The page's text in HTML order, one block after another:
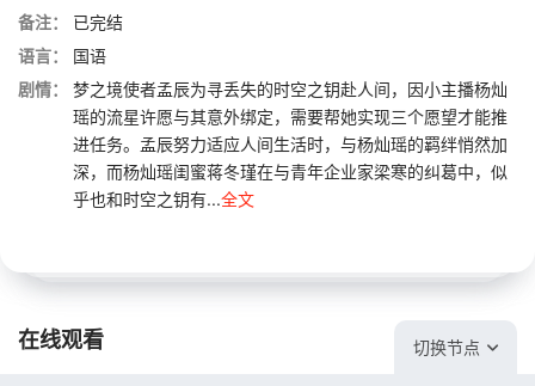
备注：
已完结
语言：
国语
剧情：
梦之境使者孟辰为寻丢失的时空之钥赴人间，因小主播杨灿
瑶的流星许愿与其意外绑定，需要帮她实现三个愿望才能推
进任务。孟辰努力适应人间生活时，与杨灿瑶的羁绊悄然加
深，而杨灿瑶闺蜜蒋冬瑾在与青年企业家梁寒的纠葛中，似
乎也和时空之钥有...全文
在线观看 切换节点